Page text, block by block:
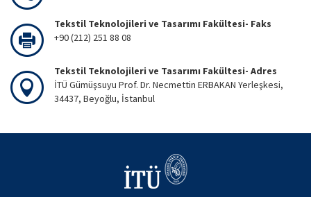
Tekstil Teknolojileri ve Tasarımı Fakültesi- Faks
+90 (212) 251 88 08
Tekstil Teknolojileri ve Tasarımı Fakültesi- Adres
İTÜ Gümüşsuyu Prof. Dr. Necmettin ERBAKAN Yerleşkesi,
34437, Beyoğlu, İstanbul